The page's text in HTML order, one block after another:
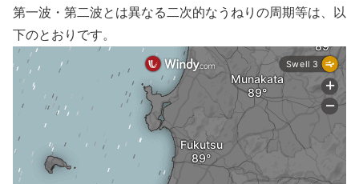
第一波・第二波とは異なる二次的なうねりの周期等は、以
下のとおりです。